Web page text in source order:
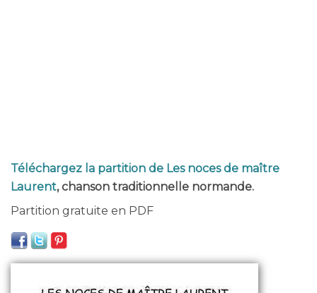
Téléchargez la partition de Les noces de maître
Laurent, chanson traditionnelle normande.
Partition gratuite en PDF